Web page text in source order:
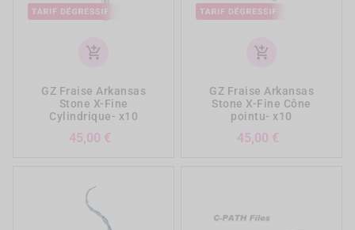
add_shopping_cart
GZ Fraise Arkansas
Stone X-Fine
Cylindrique- x10
45,00 €
add_shopping_cart
GZ Fraise Arkansas
Stone X-Fine Cône
pointu- x10
45,00 €